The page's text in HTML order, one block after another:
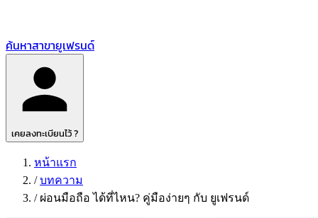
ค้นหาสาขายูเฟรนด์
เคยลงทะเบียนไว้ ?
หน้าแรก
/บทความ
/ ผ่อนมือถือ ได้ที่ไหน? คู่มือง่ายๆ กับ ยูเฟรนด์